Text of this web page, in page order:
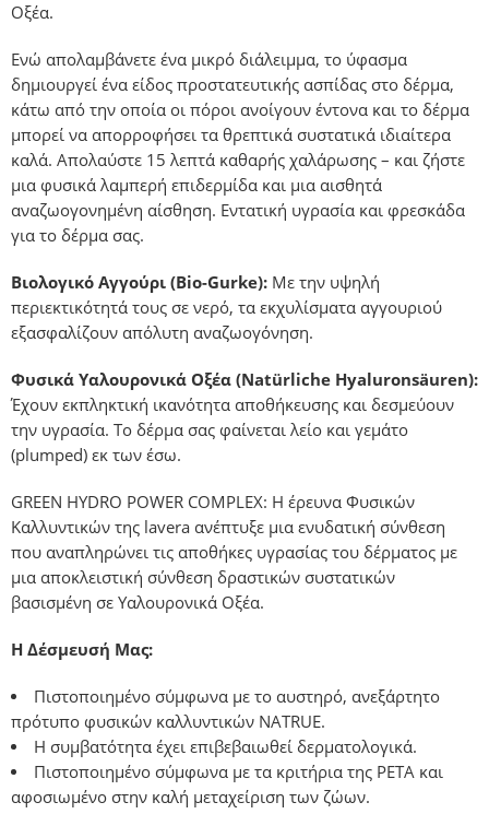
Οξέα.
Ενώ απολαμβάνετε ένα μικρό διάλειμμα, το ύφασμα
δημιουργεί ένα είδος προστατευτικής ασπίδας στο δέρμα,
κάτω από την οποία οι πόροι ανοίγουν έντονα και το δέρμα
μπορεί να απορροφήσει τα θρεπτικά συστατικά ιδιαίτερα
καλά. Απολαύστε 15 λεπτά καθαρής χαλάρωσης – και ζήστε
μια φυσικά λαμπερή επιδερμίδα και μια αισθητά
αναζωογονημένη αίσθηση. Εντατική υγρασία και φρεσκάδα
για το δέρμα σας.
Βιολογικό Αγγούρι (Bio-Gurke): Με την υψηλή
περιεκτικότητά τους σε νερό, τα εκχυλίσματα αγγουριού
εξασφαλίζουν απόλυτη αναζωογόνηση.
Φυσικά Υαλουρονικά Οξέα (Natürliche Hyaluronsäuren):
Έχουν εκπληκτική ικανότητα αποθήκευσης και δεσμεύουν
την υγρασία. Το δέρμα σας φαίνεται λείο και γεμάτο
(plumped) εκ των έσω.
GREEN HYDRO POWER COMPLEX: Η έρευνα Φυσικών
Καλλυντικών της lavera ανέπτυξε μια ενυδατική σύνθεση
που αναπληρώνει τις αποθήκες υγρασίας του δέρματος με
μια αποκλειστική σύνθεση δραστικών συστατικών
βασισμένη σε Υαλουρονικά Οξέα.
Η Δέσμευσή Μας:
Πιστοποιημένο σύμφωνα με το αυστηρό, ανεξάρτητο
πρότυπο φυσικών καλλυντικών NATRUE.
Η συμβατότητα έχει επιβεβαιωθεί δερματολογικά.
Πιστοποιημένο σύμφωνα με τα κριτήρια της PETA και
αφοσιωμένο στην καλή μεταχείριση των ζώων.